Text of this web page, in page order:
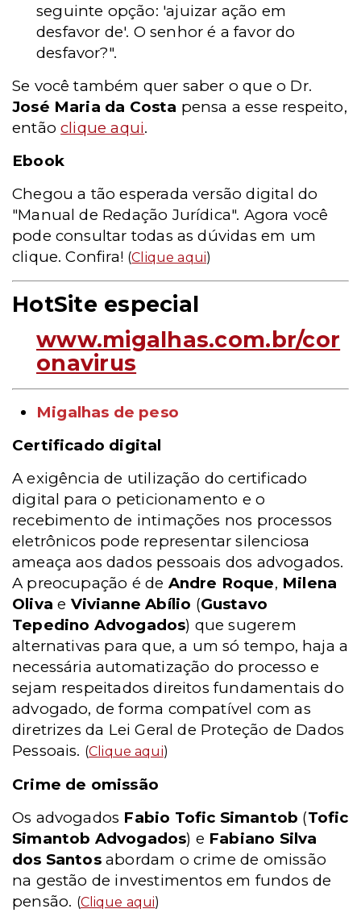
seguinte opção: 'ajuizar ação em
desfavor de'. O senhor é a favor do
desfavor?".
Se você também quer saber o que o Dr.
José Maria da Costa pensa a esse respeito,
entãoclique aqui.
Ebook
Chegou a tão esperada versão digital do
"Manual de Redação Jurídica". Agora você
pode consultar todas as dúvidas em um
clique. Confira! (Clique aqui)
HotSite especial
www.migalhas.com.br/cor
onavirus
Migalhas de peso
Certificado digital
A exigência de utilização do certificado
digital para o peticionamento e o
recebimento de intimações nos processos
eletrônicos pode representar silenciosa
ameaça aos dados pessoais dos advogados.
A preocupação é de Andre Roque, Milena
Olivae Vivianne Abílio (Gustavo
Tepedino Advogados) que sugerem
alternativas para que, a um só tempo, haja a
necessária automatização do processo e
sejam respeitados direitos fundamentais do
advogado, de forma compatível com as
diretrizes da Lei Geral de Proteção de Dados
Pessoais. (Clique aqui)
Crime de omissão
Os advogados Fabio Tofic Simantob (Tofic
Simantob Advogados) e Fabiano Silva
dos Santosabordam o crime de omissão
na gestão de investimentos em fundos de
pensão. (Clique aqui)